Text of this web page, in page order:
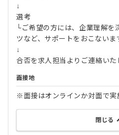
↓
選考
└ご希望の方には、企業理解を
ツなど、サポートをおこないま
↓
合否を求人担当よりご連絡いた
面接地
※面接はオンラインか対面で実
閉じる